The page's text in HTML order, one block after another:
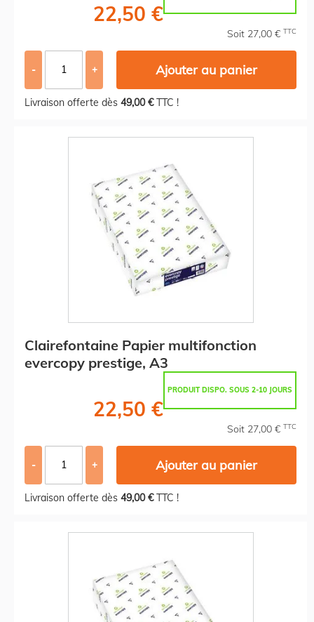
22,50 €
Soit 27,00 € TTC
- + Ajouter au panier
Livraison offerte dès 49,00 €TTC !
Clairefontaine Papier multifonction
evercopy prestige, A3
PRODUIT DISPO. SOUS 2-10 JOURS
22,50 €
Soit 27,00 € TTC
- + Ajouter au panier
Livraison offerte dès 49,00 €TTC !